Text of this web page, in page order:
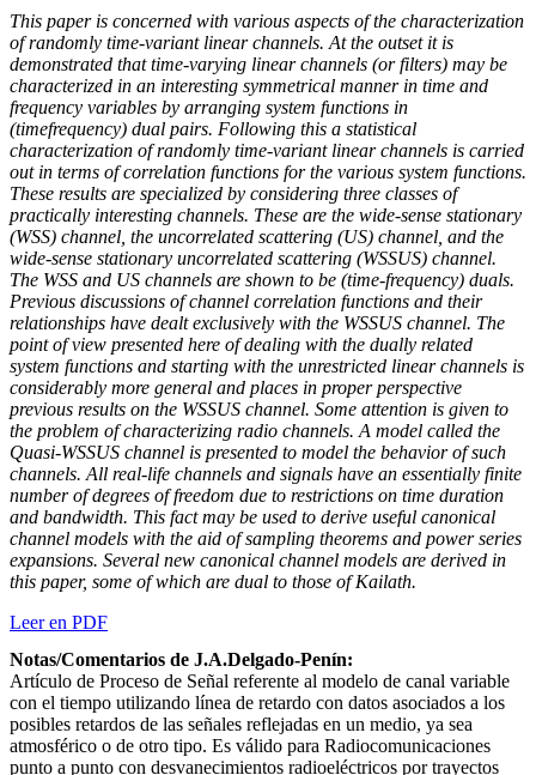
This paper is concerned with various aspects of the characterization
of randomly time-variant linear channels. At the outset it is
demonstrated that time-varying linear channels (or filters) may be
characterized in an interesting symmetrical manner in time and
frequency variables by arranging system functions in
(timefrequency) dual pairs. Following this a statistical
characterization of randomly time-variant linear channels is carried
out in terms of correlation functions for the various system functions.
These results are specialized by considering three classes of
practically interesting channels. These are the wide-sense stationary
(WSS) channel, the uncorrelated scattering (US) channel, and the
wide-sense stationary uncorrelated scattering (WSSUS) channel.
The WSS and US channels are shown to be (time-frequency) duals.
Previous discussions of channel correlation functions and their
relationships have dealt exclusively with the WSSUS channel. The
point of view presented here of dealing with the dually related
system functions and starting with the unrestricted linear channels is
considerably more general and places in proper perspective
previous results on the WSSUS channel. Some attention is given to
the problem of characterizing radio channels. A model called the
Quasi-WSSUS channel is presented to model the behavior of such
channels. All real-life channels and signals have an essentially finite
number of degrees of freedom due to restrictions on time duration
and bandwidth. This fact may be used to derive useful canonical
channel models with the aid of sampling theorems and power series
expansions. Several new canonical channel models are derived in
this paper, some of which are dual to those of Kailath.
Leer en PDF
Notas/Comentarios de J.A.Delgado-Penín:
Artículo de Proceso de Señal referente al modelo de canal variable
con el tiempo utilizando línea de retardo con datos asociados a los
posibles retardos de las señales reflejadas en un medio, ya sea
atmosférico o de otro tipo. Es válido para Radiocomunicaciones
punto a punto con desvanecimientos radioeléctricos por trayectos